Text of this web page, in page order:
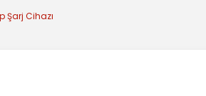
Şarj Cihazı